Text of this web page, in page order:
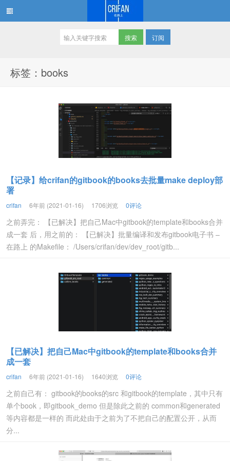
订阅
标签：books
【记录】给crifan的gitbook的books去批量make deploy部
署
crifan 6年前 (2021-01-16) 1706浏览 0评论
之前弄完： 【已解决】把自己Mac中gitbook的template和books合并
成一套 后，用之前的： 【已解决】批量编译和发布gitbook电子书 –
在路上 的Makefile： /Users/crifan/dev/dev_root/gitb...
【已解决】把自己Mac中gitbook的template和books合并
成一套
crifan 6年前 (2021-01-16) 1640浏览 0评论
之前自己有： gitbook的books的src 和gitbook的template，其中只有
单个book，即gitbook_demo 但是除此之前的 common和generated
等内容都是一样的 而此处由于之前为了不把自己的配置公开，从而
分...